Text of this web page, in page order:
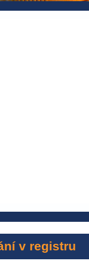
v registru